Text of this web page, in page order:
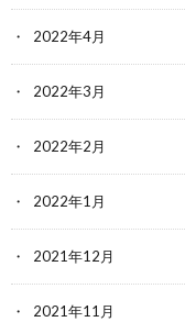
2022年4月
2022年3月
2022年2月
2022年1月
2021年12月
2021年11月